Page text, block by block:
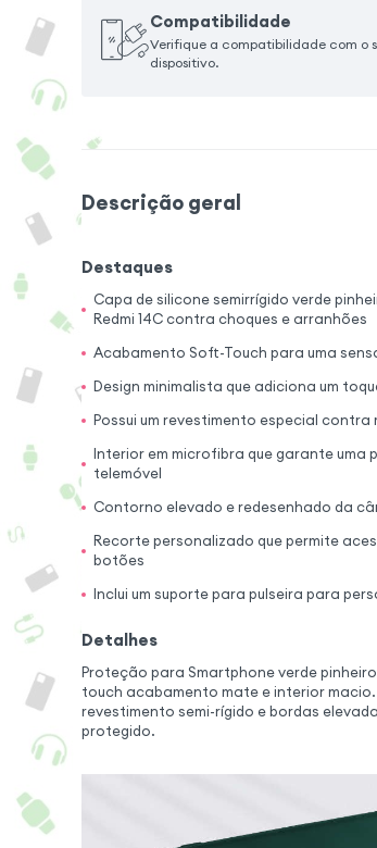
Compatibilidade
Verifique a compatibilidade com o
dispositivo.
Descrição geral
Destaques
Capa de silicone semirrígido verde
Redmi 14C contra choques e arranhões
Acabamento Soft-Touch para uma
Design minimalista que adiciona um
Possui um revestimento especial contra
Interior em microfibra que garante
telemóvel
Contorno elevado e redesenhado da
Recorte personalizado que permite
botões
Inclui um suporte para pulseira para
Detalhes
Proteção para Smartphone verde
touch acabamento mate e interior
revestimento semi-rígido e bordas
protegido.